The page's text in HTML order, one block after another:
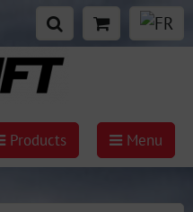
Products Menu